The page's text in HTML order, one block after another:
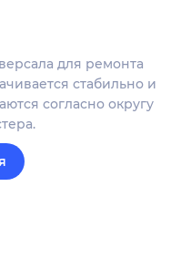
для ремонта
стабильно и
согласно округу